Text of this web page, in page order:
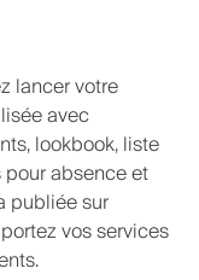
lancer votre
avec
lookbook, liste
absence et
publiée sur
vos services